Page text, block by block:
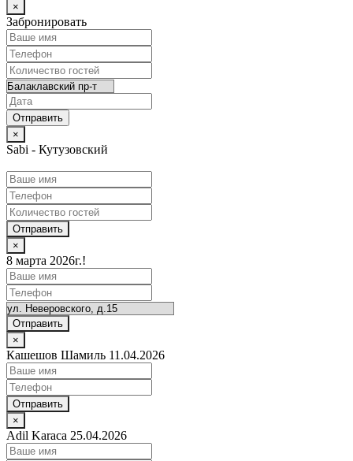
×
Забронировать
×
Sabi - Кутузовский
Отправить
×
8 марта 2026г.!
Отправить
×
Кашешов Шамиль 11.04.2026
Отправить
×
Adil Karaca 25.04.2026